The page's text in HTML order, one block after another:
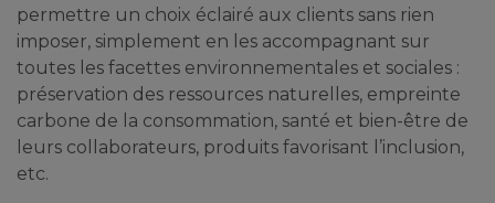
permettre un choix éclairé aux clients sans rien
imposer, simplement en les accompagnant sur
toutes les facettes environnementales et sociales :
préservation des ressources naturelles, empreinte
carbone de la consommation, santé et bien-être de
leurs collaborateurs, produits favorisant l’inclusion,
etc.